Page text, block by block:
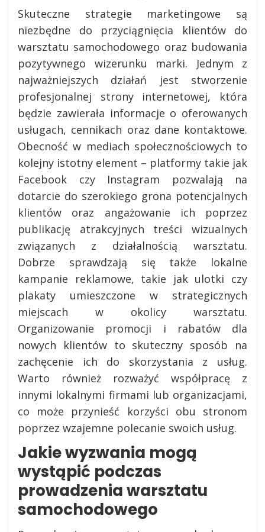
Skuteczne strategie marketingowe są
niezbędne do przyciągnięcia klientów do
warsztatu samochodowego oraz budowania
pozytywnego wizerunku marki. Jednym z
najważniejszych działań jest stworzenie
profesjonalnej strony internetowej, która
będzie zawierała informacje o oferowanych
usługach, cennikach oraz dane kontaktowe.
Obecność w mediach społecznościowych to
kolejny istotny element – platformy takie jak
Facebook czy Instagram pozwalają na
dotarcie do szerokiego grona potencjalnych
klientów oraz angażowanie ich poprzez
publikację atrakcyjnych treści wizualnych
związanych z działalnością warsztatu.
Dobrze sprawdzają się także lokalne
kampanie reklamowe, takie jak ulotki czy
plakaty umieszczone w strategicznych
miejscach w okolicy warsztatu.
Organizowanie promocji i rabatów dla
nowych klientów to skuteczny sposób na
zachęcenie ich do skorzystania z usług.
Warto również rozważyć współpracę z
innymi lokalnymi firmami lub organizacjami,
co może przynieść korzyści obu stronom
poprzez wzajemne polecanie swoich usług.
Jakie wyzwania mogą
wystąpić podczas
prowadzenia warsztatu
samochodowego